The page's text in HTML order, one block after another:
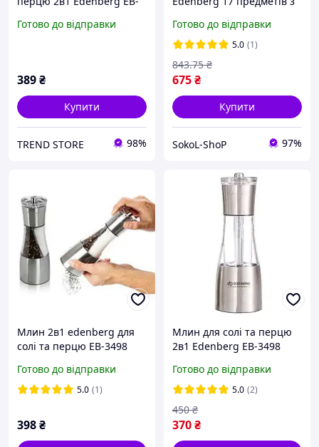
Готово до відправки
389₴
Купити
TREND STORE 98%
обертається (EB-18005)
Готово до відправки
5.0 (1)
675₴
843.75 ₴
Купити
SokoL-ShoP 97%
Млин 2в1 edenberg для
солі та перцю EB-3498
Готово до відправки
5.0 (1)
398₴
Млин для солі та перцю
2в1 Edenberg EB-3498
Готово до відправки
5.0 (2)
370₴
450 ₴